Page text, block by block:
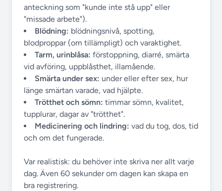
anteckning som "kunde inte stå upp" eller
"missade arbete").
Blödning: blödningsnivå, spotting,
blodproppar (om tillämpligt) och varaktighet.
Tarm, urinblåsa: förstoppning, diarré, smärta
vid avföring, uppblåsthet, illamående.
Smärta under sex: under eller efter sex, hur
länge smärtan varade, vad hjälpte.
Trötthet och sömn: timmar sömn, kvalitet,
tupplurar, dagar av "trötthet".
Medicinering och lindring: vad du tog, dos, tid
och om det fungerade.
Var realistisk: du behöver inte skriva ner allt varje
dag. Även 60 sekunder om dagen kan skapa en
bra registrering.